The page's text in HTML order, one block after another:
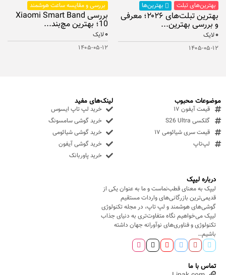
بهترین‌های تبلت
بهترین‌ها
بهترین تبلت‌های ۲۰۲۶؛ معرفی
و بررسی بهترین...
۰لایک
۱۴۰۵-۰۵-۱۲
بررسی و مقایسه ساعت هوشمند
بررسی Xiaomi Smart Band
10؛ بهترین مچ‌بند...
۰لایک
۱۴۰۵-۰۵-۱۲
درباره لیپک
لیپک به معنای قطب‌نماست و ما به عنوان یکی از
قدیمی‌ترین بازرگانی‌های واردات مستقیم
گوشی‌های هوشمند و لپ تاپ، در مجله تکنولوژی
لیپک می‌خواهیم نگاه متفاوت‌تری به دنیای جذاب
تکنولوژی و فناوری‌های نوآورانه جهان داشته
باشیم…
تماس با ما
موضوعات محبوب
قیمت آیفون ۱۷
گلکسی S26 Ultra
قیمت سری شیائومی ۱۷
لپ‌تاپ
لینک‌های مفید
خرید لپ تاپ ایسوس
خرید گوشی سامسونگ
خرید گوشی شیائومی
خرید گوشی آیفون
خرید پاوربانک